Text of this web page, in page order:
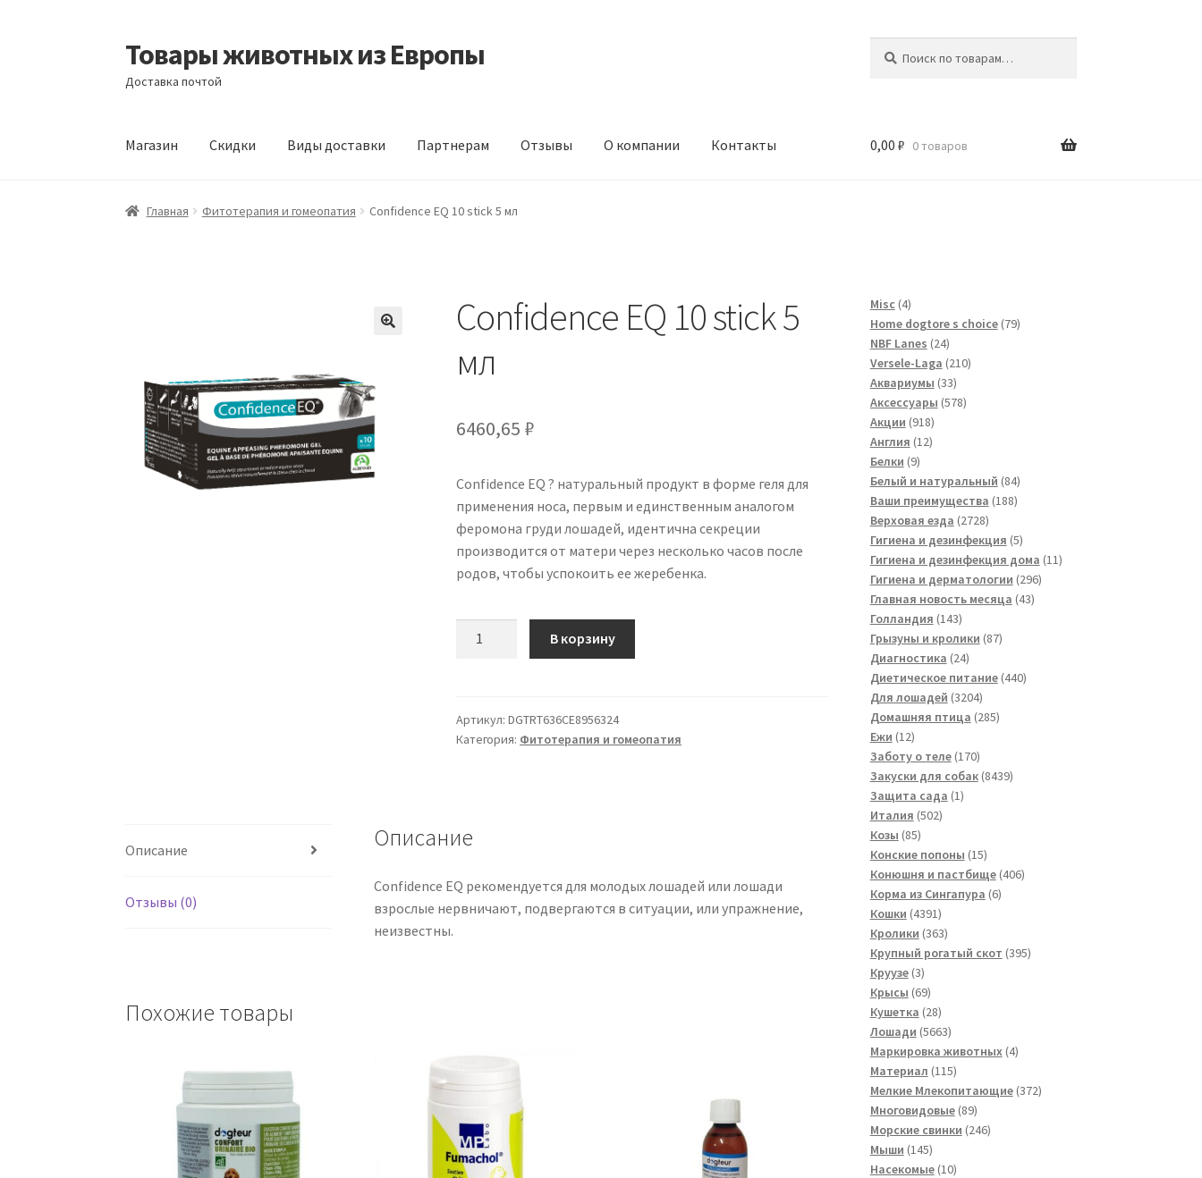
Перейти
к
навигации
Перейти
к
содержимому
Товары животных из Европы
Доставка почтой
Магазин Скидки Виды доставки Партнерам Отзывы О компании Контакты
Главная Виды доставки Заказать доставку корма из Германии
0,00 ₽ 0 товаров
Главная Фитотерапия и гомеопатия Confidence EQ 10 stick 5 мл
Confidence EQ 10 stick 5
мл
6460,65₽
Confidence EQ ? натуральный продукт в форме геля для
применения носа, первым и единственным аналогом
феромона груди лошадей, идентична секреции
производится от матери через несколько часов после
родов, чтобы успокоить ее жеребенка.
10
stick
В корзину
Артикул:DGTRT636CE8956324
Категория: Фитотерапия и гомеопатия
Описание
Отзывы (0)
Описание
Confidence EQ рекомендуется для молодых лошадей или лошади
взрослые нервничают, подвергаются в ситуации, или упражнение,
неизвестны.
Похожие товары
Misc 44
товара
Home dogtore s choice 7979
NBF Lanes 2424
товара
Versele-Laga 210210
Аквариумы 3333
товара
Аксессуары 578578
Акции 918918
товаров
Англия 1212
Белки 99
товаров
Белый и натуральный 8484
товара
Ваши преимущества 188188
Верховая езда 27282728
товаров
Гигиена и дезинфекция 55
товаров
Гигиена и дезинфекция дома 1111
Гигиена и дерматологии 296296
Главная новость месяца 4343
Голландия 143143
товара
Грызуны и кролики 8787
Диагностика 2424
товара
Диетическое питание 440440
Для лошадей 32043204
товара
Домашняя птица 285285
Ежи 1212
товаров
Заботу о теле 170170
товаров
Закуски для собак 84398439
Защита сада 11
Италия 502502
Козы 8585
товаров
Конские попоны 1515
товаров
Конюшня и пастбище 406406
Корма из Сингапура 66
Кошки 43914391
товар
Кролики 363363
товара
Крупный рогатый скот 395395
Круузе 33
товара
Крысы 6969
товаров
Кушетка 2828
товаров
Лошади 56635663
товара
Маркировка животных 44
Материал 115115
товаров
Мелкие Млекопитающие 372372
Многовидовые 8989
товаров
Морские свинки 246246
Мыши 145145
товаров
Насекомые 1010